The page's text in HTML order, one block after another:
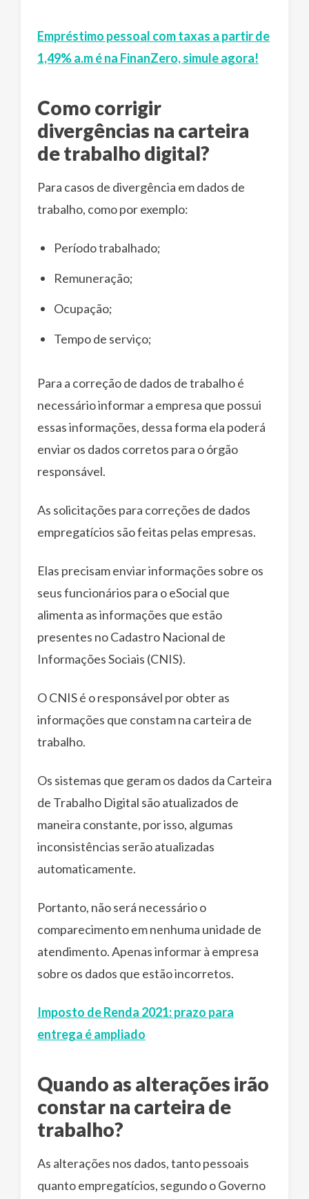
Empréstimo pessoal com taxas a partir de
1,49% a.m é na FinanZero, simule agora!
Como corrigir
divergências na carteira
de trabalho digital?
Para casos de divergência em dados de
trabalho, como por exemplo:
Período trabalhado;
Remuneração;
Ocupação;
Tempo de serviço;
Para a correção de dados de trabalho é
necessário informar a empresa que possui
essas informações, dessa forma ela poderá
enviar os dados corretos para o órgão
responsável.
As solicitações para correções de dados
empregatícios são feitas pelas empresas.
Elas precisam enviar informações sobre os
seus funcionários para o eSocial que
alimenta as informações que estão
presentes no Cadastro Nacional de
Informações Sociais (CNIS).
O CNIS é o responsável por obter as
informações que constam na carteira de
trabalho.
Os sistemas que geram os dados da Carteira
de Trabalho Digital são atualizados de
maneira constante, por isso, algumas
inconsistências serão atualizadas
automaticamente.
Portanto, não será necessário o
comparecimento em nenhuma unidade de
atendimento. Apenas informar à empresa
sobre os dados que estão incorretos.
Imposto de Renda 2021: prazo para
entrega é ampliado
Quando as alterações irão
constar na carteira de
trabalho?
As alterações nos dados, tanto pessoais
quanto empregatícios, segundo o Governo